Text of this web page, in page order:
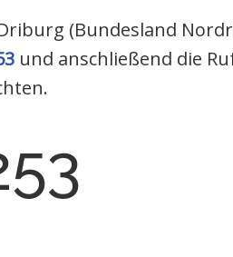
(Bundesland
und anschließend die